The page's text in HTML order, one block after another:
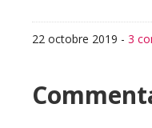
22 octobre 2019 - 3